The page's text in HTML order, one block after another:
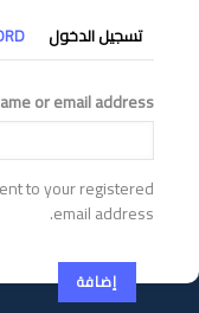
التبويبات
الأساسية
تسجيل الدخول
or email address
to your registered
email address.